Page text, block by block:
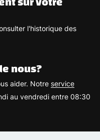
l'historique des
nous?
aider. Notre service
au vendredi entre 08:30